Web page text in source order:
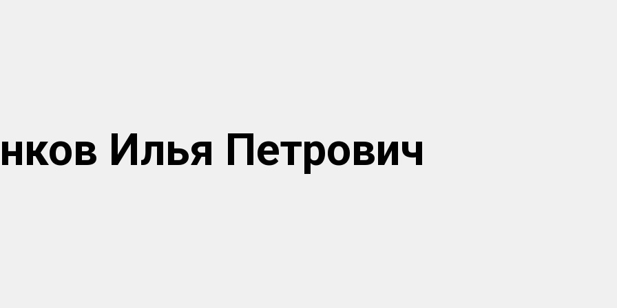
Илья Петрович